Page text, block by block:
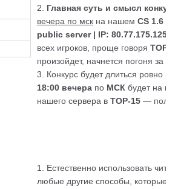
2. Главная суть и смысл
вечера по мск на нашем CS 1.6
public server | IP:
всех игроков, проще говоря TOP-
произойдет, начнется погоня за
3. Конкурс будет длиться ровно
18:00 вечера по МСК будет на
нашего сервера в TOP-15 —
1. Естественно использовать
любые другие способы, которые